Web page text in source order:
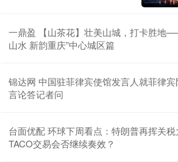
一鼎盈 【山茶花】壮美山城，打卡胜地
山水 新韵重庆”中心城区篇
锦达网 中国驻菲律宾使馆发言人就菲律
言论答记者问
台面优配 环球下周看点：特朗普再挥关税
TACO交易会否继续奏效？